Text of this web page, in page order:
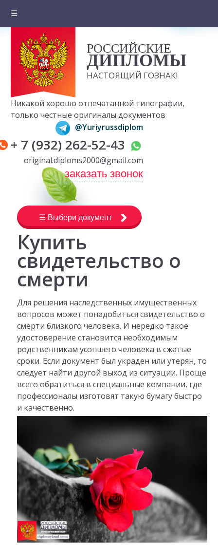
☰
О компании
Цены на документы
Вопросы и ответы
Отзывы клиентов
Оплата и доставка
Контакты
РОССИЙСКИЕ
ДИПЛОМЫ
НАСТОЯЩИЙ ГОЗНАК!
Никакой хорошо отпечатанной типографии,
только честные оригиналы документов
@Yuriyrussdiplom
+ 7 (932) 262-52-43
original.diploms2000@gmail.com
заказать звонок
☰ Выбери документ
Купить
свидетельство о
смерти
Для решения наследственных имущественных
вопросов может понадобиться свидетельство о
смерти близкого человека. И нередко такое
удостоверение становится необходимым
родственникам усопшего человека в сжатые
сроки. Если документ был украден или утерян, то
следует найти другой выход из ситуации. Проще
всего обратиться в специальные компании, где
профессионалы изготовят такую бумагу быстро
и качественно.